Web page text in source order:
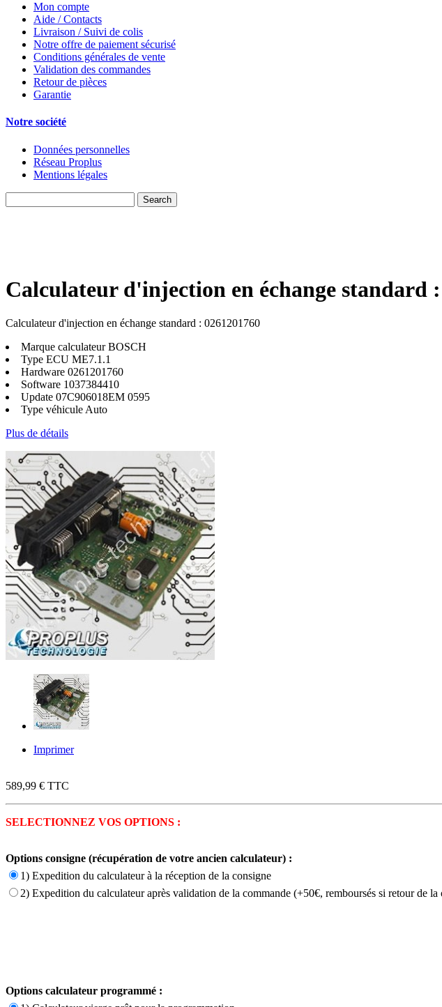
Mon compte
Aide / Contacts
Livraison / Suivi de colis
Notre offre de paiement sécurisé
Conditions générales de vente
Validation des commandes
Retour de pièces
Garantie
Notre société
Données personnelles
Réseau Proplus
Mentions légales
Calculateur d'injection en échange standard :
Calculateur d'injection en échange standard : 0261201760
Marque calculateurBOSCH
Type ECU ME7.1.1
Hardware 0261201760
Software 1037384410
Update 07C906018EM 0595
Type véhicule Auto
Plus de détails
Imprimer
589,99 € TTC
SELECTIONNEZ VOS OPTIONS :
Options consigne (récupération de votre ancien calculateur) :
1) Expedition du calculateur à la réception de la consigne
2) Expedition du calculateur après validation de la commande (+50€, remboursés si retour de la
Options calculateur programmé :